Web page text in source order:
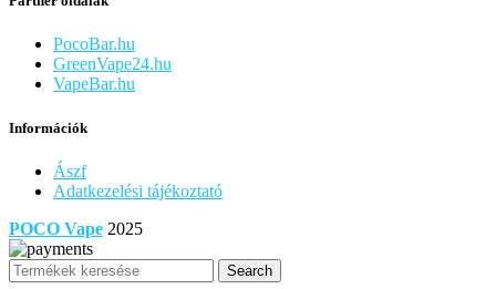
PocoBar.hu
GreenVape24.hu
VapeBar.hu
Információk
Ászf
Adatkezelési tájékoztató
POCO Vape 2025
Search